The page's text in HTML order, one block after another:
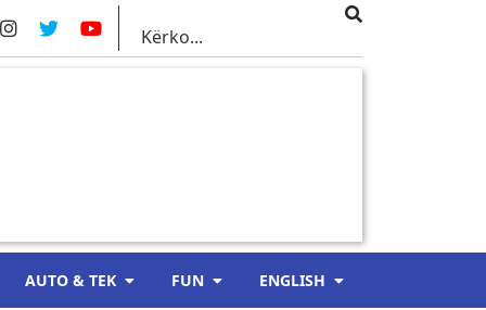
AUTO & TEK FUN ENGLISH